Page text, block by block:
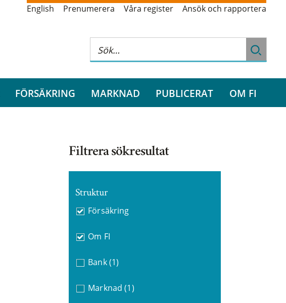
English Prenumerera Våra register Ansök och rapportera
FÖRSÄKRING MARKNAD PUBLICERAT OM FI
Filtrera sökresultat
Struktur
Försäkring
Om FI
Bank (1)
Marknad (1)